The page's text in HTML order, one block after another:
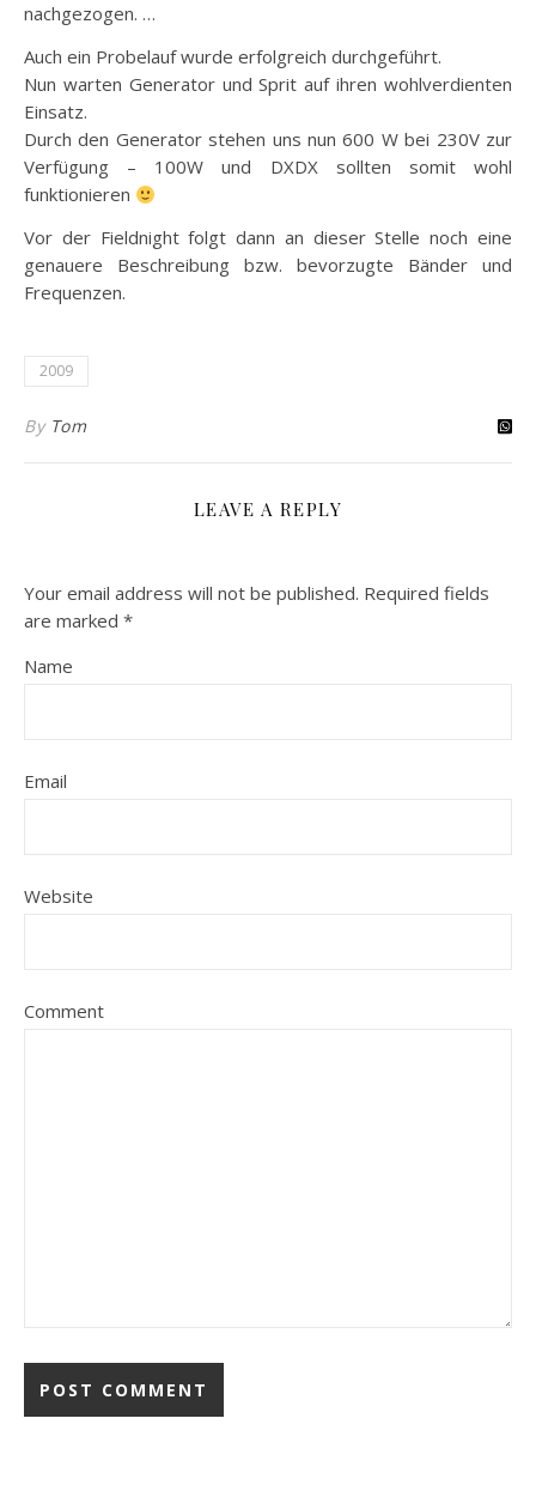
nachgezogen. …
Auch ein Probelauf wurde erfolgreich durchgeführt.
Nun warten Generator und Sprit auf ihren wohlverdienten
Einsatz.
Durch den Generator stehen uns nun 600 W bei 230V zur
Verfügung – 100W und DXDX sollten somit wohl
funktionieren
Vor der Fieldnight folgt dann an dieser Stelle noch eine
genauere Beschreibung bzw. bevorzugte Bänder und
Frequenzen.
2009
By Tom
LEAVE A REPLY
Your email address will not be published. Required fields
are marked *
Name
Email
Website
Comment